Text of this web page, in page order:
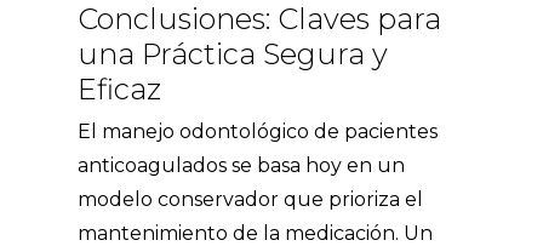
Conclusiones: Claves para
una Práctica Segura y
Eficaz
El manejo odontológico de pacientes
anticoagulados se basa hoy en un
modelo conservador que prioriza el
mantenimiento de la medicación. Un